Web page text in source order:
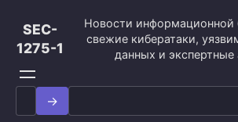
контенту
SEC-
1275-1
Новости информационной
свежие кибератаки,
данных и экспертные
Search
for: